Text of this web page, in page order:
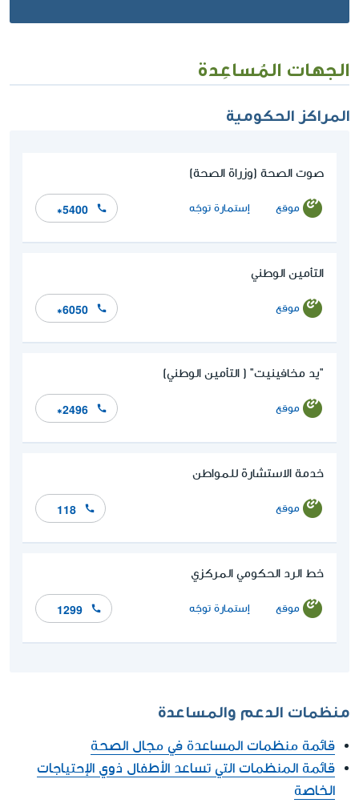
الجهات المُساعِدة
المراكز الحكومية
صوت الصحة (وزراة الصحة)
موقع إستمارة توجّه *5400
التأمين الوطني
موقع *6050
"يد مخافينيت" ( التأمين الوطني)
موقع *2496
خدمة الاستشارة للمواطن
موقع 118
خط الرد الحكومي المركزي
موقع إستمارة توجّه 1299
منظمات الدعم والمساعدة
قائمة منظمات المساعدة في مجال الصحة
قائمة المنظمات التي تساعد الأطفال ذوي الإحتياجات
الخاصة